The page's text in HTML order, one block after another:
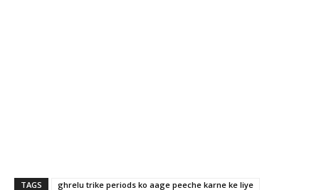
TAGS
ghrelu trike periods ko aage peeche karne ke liye